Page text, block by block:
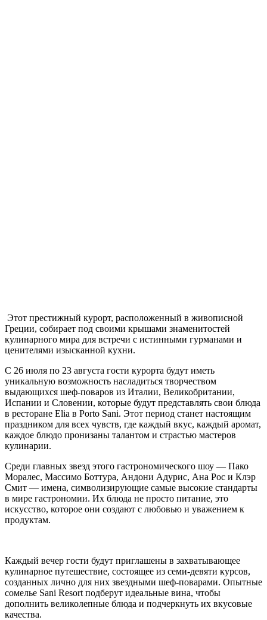
Этот престижный курорт, расположенный в живописной
Греции, собирает под своими крышами знаменитостей
кулинарного мира для встречи с истинными гурманами и
ценителями изысканной кухни.
С 26 июля по 23 августа гости курорта будут иметь
уникальную возможность насладиться творчеством
выдающихся шеф-поваров из Италии, Великобритании,
Испании и Словении, которые будут представлять свои блюда
в ресторане Elia в Porto Sani. Этот период станет настоящим
праздником для всех чувств, где каждый вкус, каждый аромат,
каждое блюдо пронизаны талантом и страстью мастеров
кулинарии.
Среди главных звезд этого гастрономического шоу — Пако
Моралес, Массимо Боттура, Андони Адурис, Ана Рос и Клэр
Смит — имена, символизирующие самые высокие стандарты
в мире гастрономии. Их блюда не просто питание, это
искусство, которое они создают с любовью и уважением к
продуктам.
Каждый вечер гости будут приглашены в захватывающее
кулинарное путешествие, состоящее из семи-девяти курсов,
созданных лично для них звездными шеф-поварами. Опытные
сомелье Sani Resort подберут идеальные вина, чтобы
дополнить великолепные блюда и подчеркнуть их вкусовые
качества.